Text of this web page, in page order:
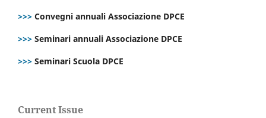
>>> Convegni annuali Associazione DPCE
>>> Seminari annuali Associazione DPCE
>>> Seminari Scuola DPCE
Current Issue